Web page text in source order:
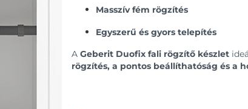
Masszív fém rögzítés
Egyszerű és gyors telepítés
A Geberit Duofix fali rögzítő készlet
rögzítés, a pontos beállíthatóság és a